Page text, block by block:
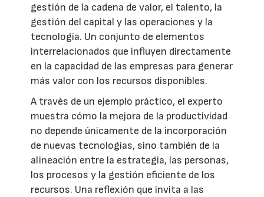
gestión de la cadena de valor, el talento, la
gestión del capital y las operaciones y la
tecnología. Un conjunto de elementos
interrelacionados que influyen directamente
en la capacidad de las empresas para generar
más valor con los recursos disponibles.
A través de un ejemplo práctico, el experto
muestra cómo la mejora de la productividad
no depende únicamente de la incorporación
de nuevas tecnologías, sino también de la
alineación entre la estrategia, las personas,
los procesos y la gestión eficiente de los
recursos. Una reflexión que invita a las